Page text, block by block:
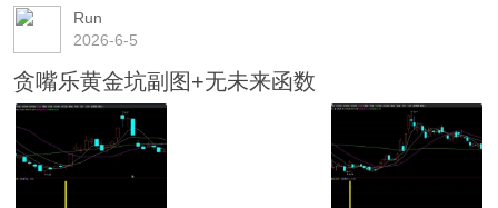
Run
2026-6-5
贪嘴乐黄金坑副图+无未来函数